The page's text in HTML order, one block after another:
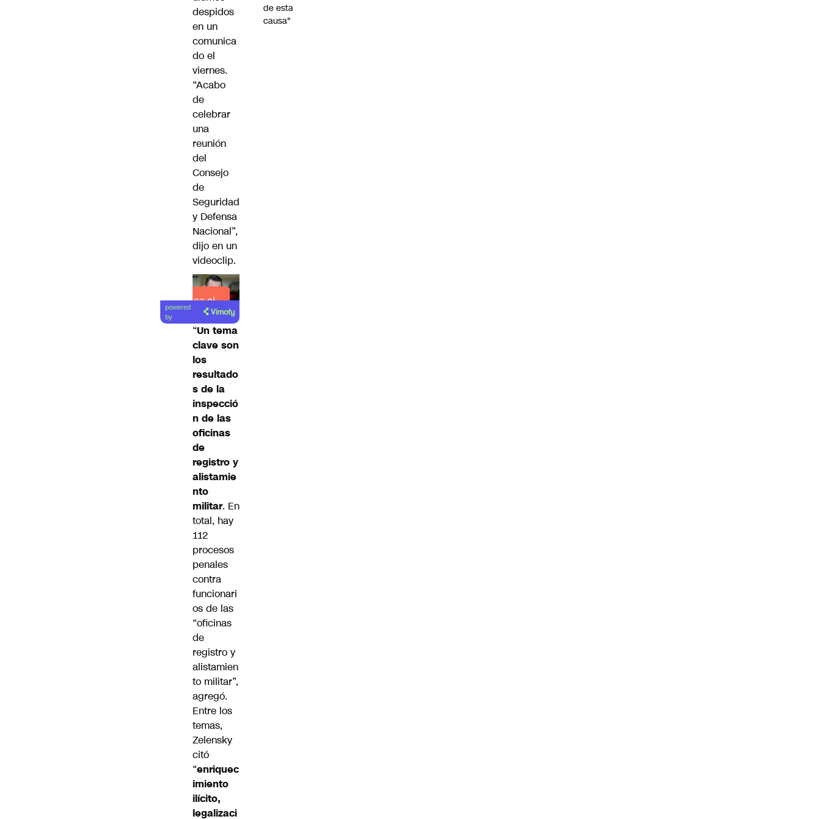
despidos
en un
comunica
do el
viernes.
“Acabo
de
celebrar
una
reunión
del
Consejo
de
Seguridad
y Defensa
Nacional”,
dijo en un
videoclip.
Lea el
artículo
powered
by
“Un tema
clave son
los
resultado
s de la
inspecció
n de las
oficinas
de
registro y
alistamie
nto
militar. En
total, hay
112
procesos
penales
contra
funcionari
os de las
“oficinas
de
registro y
alistamien
to militar”,
agregó.
Entre los
temas,
Zelensky
citó
“enriquec
imiento
ilícito,
legalizaci
de esta
causa"